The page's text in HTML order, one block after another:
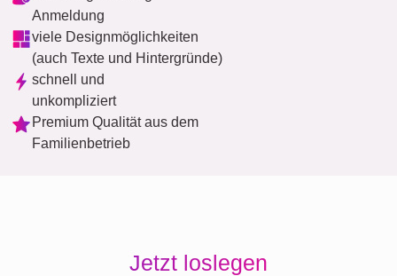
Anmeldung
viele Designmöglichkeiten
(auch Texte und Hintergründe)
schnell und
unkompliziert
Premium Qualität aus dem
Familienbetrieb
Jetzt loslegen